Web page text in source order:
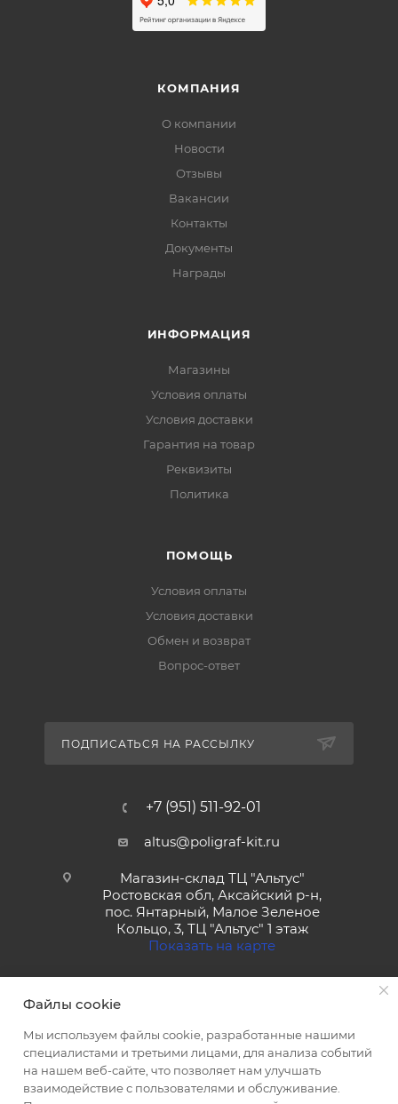
КОМПАНИЯ
О компании
Новости
Отзывы
Вакансии
Контакты
Документы
Награды
ИНФОРМАЦИЯ
Магазины
Условия оплаты
Условия доставки
Гарантия на товар
Реквизиты
Политика
ПОМОЩЬ
Условия оплаты
Условия доставки
Обмен и возврат
Вопрос-ответ
ПОДПИСАТЬСЯ НА РАССЫЛКУ
+7 (951) 511-92-01
altus@poligraf-kit.ru
Магазин-склад ТЦ "Альтус"
Ростовская обл, Аксайский р-н,
пос. Янтарный, Малое Зеленое
Кольцо, 3, ТЦ "Альтус" 1 этаж
Показать на карте
2026 © Полиграф кит - интернет-магазин
Файлы cookie
Мы используем файлы cookie, разработанные нашими
специалистами и третьими лицами, для анализа событий
на нашем веб-сайте, что позволяет нам улучшать
взаимодействие с пользователями и обслуживание.